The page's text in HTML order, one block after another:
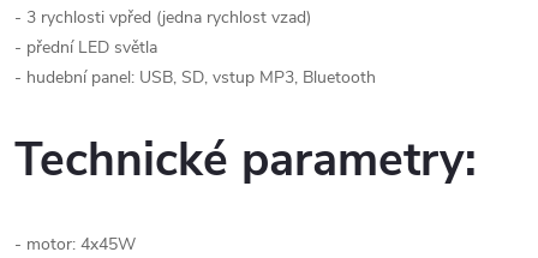
- 3 rychlosti vpřed (jedna rychlost vzad)
- přední LED světla
- hudební panel: USB, SD, vstup MP3, Bluetooth
Technické parametry:
- motor: 4x45W